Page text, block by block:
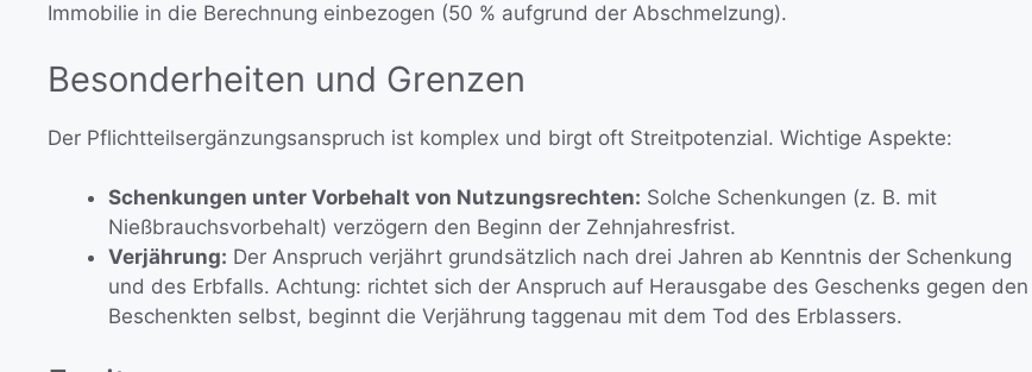
Immobilie in die Berechnung einbezogen (50 % aufgrund der Abschmelzung).
Besonderheiten und Grenzen
Der Pflichtteilsergänzungsanspruch ist komplex und birgt oft Streitpotenzial. Wichtige Aspekte:
Schenkungen unter Vorbehalt von Nutzungsrechten: Solche Schenkungen (z. B. mit
Nießbrauchsvorbehalt) verzögern den Beginn der Zehnjahresfrist.
Verjährung: Der Anspruch verjährt grundsätzlich nach drei Jahren ab Kenntnis der Schenkung
und des Erbfalls. Achtung: richtet sich der Anspruch auf Herausgabe des Geschenks gegen den
Beschenkten selbst, beginnt die Verjährung taggenau mit dem Tod des Erblassers.